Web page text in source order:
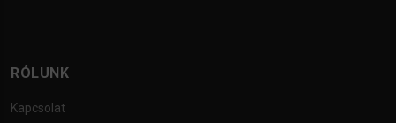
RÓLUNK
Kapcsolat